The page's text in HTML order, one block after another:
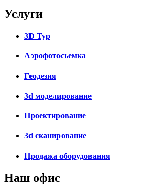
Услуги
3D Тур
Аэрофотосьемка
Геодезия
3d моделирование
Проектирование
3d сканирование
Продажа оборудования
Наш офис